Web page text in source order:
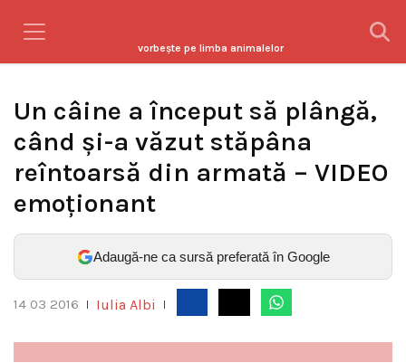
vorbeşte pe limba animalelor
Un câine a început să plângă,
când și-a văzut stăpâna
reîntoarsă din armată – VIDEO
emoționant
Adaugă-ne ca sursă preferată în Google
14 03 2016 Iulia Albi